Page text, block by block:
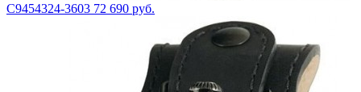
С9454324-3603 72 690 руб.